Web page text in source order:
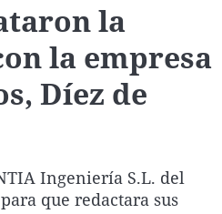
la
la empresa
Díez de
Ingeniería S.L. del
para que redactara sus